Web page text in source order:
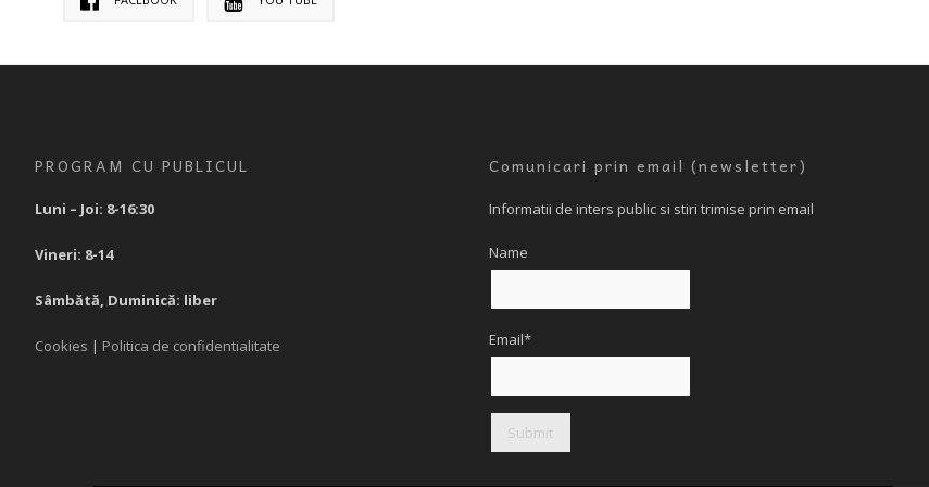
PROGRAM CU PUBLICUL
Luni – Joi: 8-16:30
Vineri: 8-14
Sâmbătă, Duminică: liber
Cookies | Politica de confidentialitate
Comunicari prin email (newsletter)
Informatii de inters public si stiri trimise prin email
Name
Email*